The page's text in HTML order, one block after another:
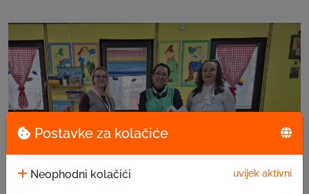
Postavke za kolačiće
Neophodni kolačići uvijek aktivni